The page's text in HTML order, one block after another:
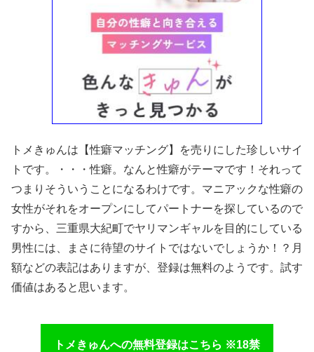
トメきゅんは【性癖マッチング】を売りにした珍しいサイ
トです。・・・性癖。なんと性癖がテーマです！それって
つまりそういうことになるわけです。マニアックな性癖の
女性がそれをオープンにしてパートナーを探しているので
すから、三重県大紀町でヤリマンギャルを目的にしている
男性には、まさに待望のサイトではないでしょうか！？月
額などの表記はありますが、登録は無料のようです。試す
価値はあると思います。
トメきゅんへの無料登録はこちら ※18禁